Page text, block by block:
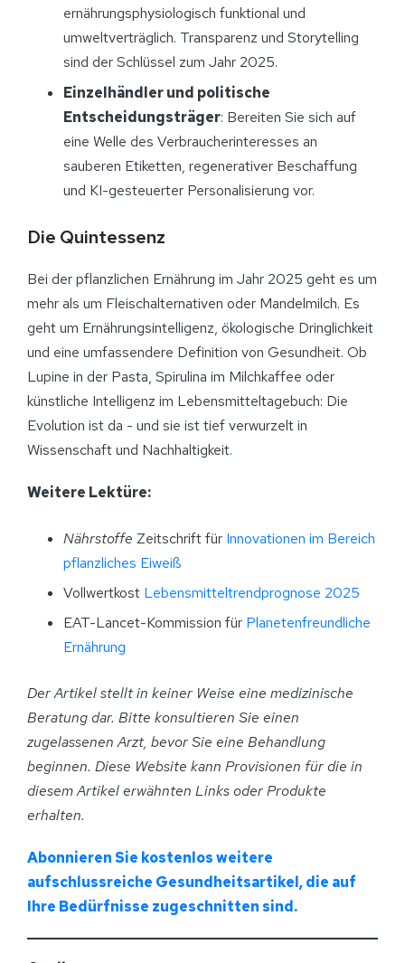
ernährungsphysiologisch funktional und
umweltverträglich. Transparenz und Storytelling
sind der Schlüssel zum Jahr 2025.
Einzelhändler und politische
Entscheidungsträger: Bereiten Sie sich auf
eine Welle des Verbraucherinteresses an
sauberen Etiketten, regenerativer Beschaffung
und KI-gesteuerter Personalisierung vor.
Die Quintessenz
Bei der pflanzlichen Ernährung im Jahr 2025 geht es um
mehr als um Fleischalternativen oder Mandelmilch. Es
geht um Ernährungsintelligenz, ökologische Dringlichkeit
und eine umfassendere Definition von Gesundheit. Ob
Lupine in der Pasta, Spirulina im Milchkaffee oder
künstliche Intelligenz im Lebensmitteltagebuch: Die
Evolution ist da - und sie ist tief verwurzelt in
Wissenschaft und Nachhaltigkeit.
Weitere Lektüre:
Nährstoffe Zeitschrift für Innovationen im Bereich
pflanzliches Eiweiß
Vollwertkost Lebensmitteltrendprognose 2025
EAT-Lancet-Kommission für Planetenfreundliche
Ernährung
Der Artikel stellt in keiner Weise eine medizinische
Beratung dar. Bitte konsultieren Sie einen
zugelassenen Arzt, bevor Sie eine Behandlung
beginnen. Diese Website kann Provisionen für die in
diesem Artikel erwähnten Links oder Produkte
erhalten.
Abonnieren Sie kostenlos weitere
aufschlussreiche Gesundheitsartikel, die auf
Ihre Bedürfnisse zugeschnitten sind.